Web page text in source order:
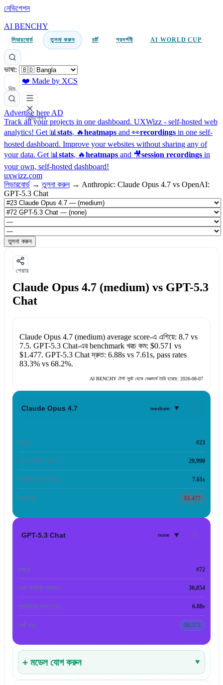
নেভিগেশন
AI BENCHY
লিডারবোর্ড তুলনা করুন চার্ট প্রদর্শনী AI WORLD CUP
ভাষা:
থিম
❤️ Made by XCS
নেভিগেশন
Advertise here AD
Track all your projects in one dashboard. UXWizz - self-hosted web
analytics! Get 📊 stats, 🔥heatmaps and 👀recordings in one self-
hosted dashboard. Improve your websites without sharing any of
your data. Get 📊 stats, 🔥heatmaps and 🎥session recordings in
your own, self-hosted dashboard!
uxwizz.com
লিডারবোর্ড → তুলনা করুন → Anthropic: Claude Opus 4.7 vs OpenAI:
GPT-5.3 Chat
তুলনা করুন
শেয়ার
Claude Opus 4.7 (medium) vs GPT-5.3
Chat
Claude Opus 4.7 (medium)average score-এ এগিয়ে: 8.7vs
7.5. GPT-5.3 Chat-এর benchmark খরচ কম: $0.571 vs
$1.477. GPT-5.3 Chatদ্রুত: 6.88svs 7.61s, pass rates
83.3%vs 68.2%.
AI BENCHY টেস্ট স্যুট থেকে বেঞ্চমার্ক তৈরি হয়েছে: 2026-08-07
Claude Opus 4.7 medium ▾
র‍্যাঙ্ক #23
মোট আউটপুট টোকেন 29,990
প্রতিক্রিয়া সময় (গড়) 7.61s
মোট খরচ $1.477
GPT-5.3 Chat none ▾
র‍্যাঙ্ক #72
মোট আউটপুট টোকেন 30,854
প্রতিক্রিয়া সময় (গড়) 6.88s
মোট খরচ $0.571
+ মডেল যোগ করুন ▾